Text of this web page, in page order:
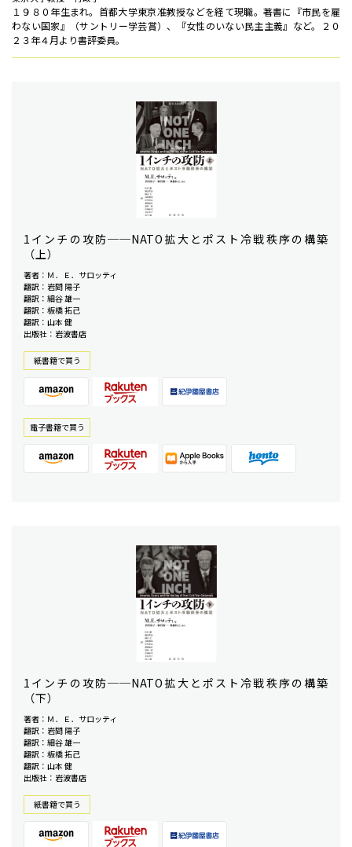
１９８０年生まれ。首都大学東京准教授などを経て現職。著書に『市民を雇
わない国家』（サントリー学芸賞）、『女性のいない民主主義』など。２０
２３年４月より書評委員。
1インチの攻防──NATO拡大とポスト冷戦秩序の構築
（上）
著者：Ｍ．Ｅ．サロッティ
翻訳：岩間 陽子
翻訳：細谷 雄一
翻訳：板橋 拓己
翻訳：山本 健
出版社：岩波書店
紙書籍で買う
電⼦書籍で買う
1インチの攻防──NATO拡大とポスト冷戦秩序の構築
（下）
著者：Ｍ．Ｅ．サロッティ
翻訳：岩間 陽子
翻訳：細谷 雄一
翻訳：板橋 拓己
翻訳：山本 健
出版社：岩波書店
紙書籍で買う